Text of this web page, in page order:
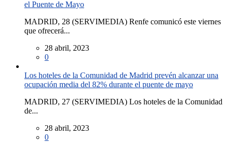
el Puente de Mayo
MADRID, 28 (SERVIMEDIA) Renfe comunicó este viernes
que ofrecerá...
28 abril, 2023
0
Los hoteles de la Comunidad de Madrid prevén alcanzar una
ocupación media del 82% durante el puente de mayo
MADRID, 27 (SERVIMEDIA) Los hoteles de la Comunidad
de...
28 abril, 2023
0